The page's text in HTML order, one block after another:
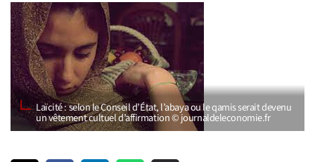
Laïcité : selon le Conseil d’État, l’abaya ou le qamis serait devenu
un vêtement cultuel d’affirmation © journaldeleconomie.fr